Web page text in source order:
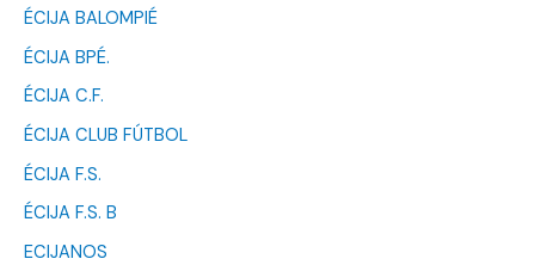
ÉCIJA BALOMPIÉ
ÉCIJA BPÉ.
ÉCIJA C.F.
ÉCIJA CLUB FÚTBOL
ÉCIJA F.S.
ÉCIJA F.S. B
ECIJANOS